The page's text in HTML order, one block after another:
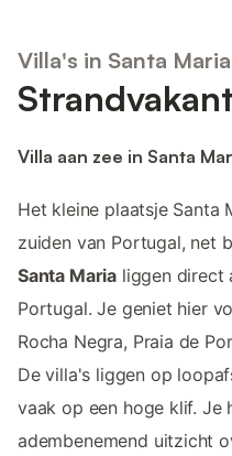
Villa's in Santa Maria
Villa aan zee in Santa
Het kleine plaatsje Santa
zuiden van Portugal, net
Santa Maria liggen direct
Portugal. Je geniet hier
Rocha Negra, Praia de
De villa's liggen op
vaak op een hoge klif. Je
adembenemend uitzicht